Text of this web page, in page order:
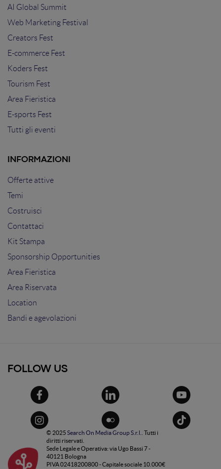
AI Global Summit
Web Marketing Festival
Creators Fest
E-commerce Fest
Koders Fest
Tourism Fest
Area Fieristica
E-sports Fest
Tutti gli eventi
INFORMAZIONI
Offerte attive
Temi
Costruisci
Contattaci
Kit Stampa
Sponsorship Opportunities
Area Fieristica
Area Riservata
Location
Bandi e agevolazioni
FOLLOW US
© 2025 Search On Media Group S.r.l.
. Tutti i
diritti riservati.
Sede Legale e Operativa: via Ugo Bassi 7 -
40121 Bologna
PIVA 02418200800 - Capitale sociale 10.000€